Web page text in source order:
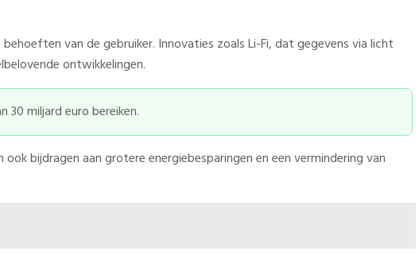
van de gebruiker. Innovaties zoals Li-Fi, dat gegevens via licht
ontwikkelingen.
miljard euro bereiken.
bijdragen aan grotere energiebesparingen en een vermindering van